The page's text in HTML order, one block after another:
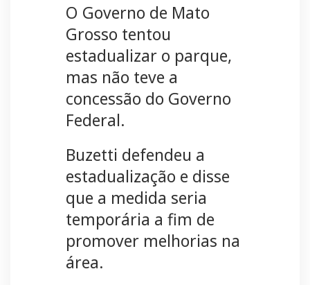
O Governo de Mato
Grosso tentou
estadualizar o parque,
mas não teve a
concessão do Governo
Federal.
Buzetti defendeu a
estadualização e disse
que a medida seria
temporária a fim de
promover melhorias na
área.